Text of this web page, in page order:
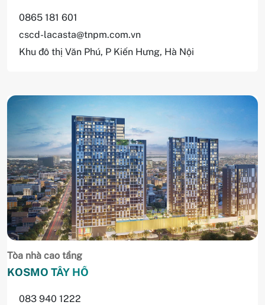
0865 181 601
cscd-lacasta@tnpm.com.vn
Khu đô thị Văn Phú, P Kiến Hưng, Hà Nội
Tòa nhà cao tầng
KOSMO TÂY HỒ
083 940 1222